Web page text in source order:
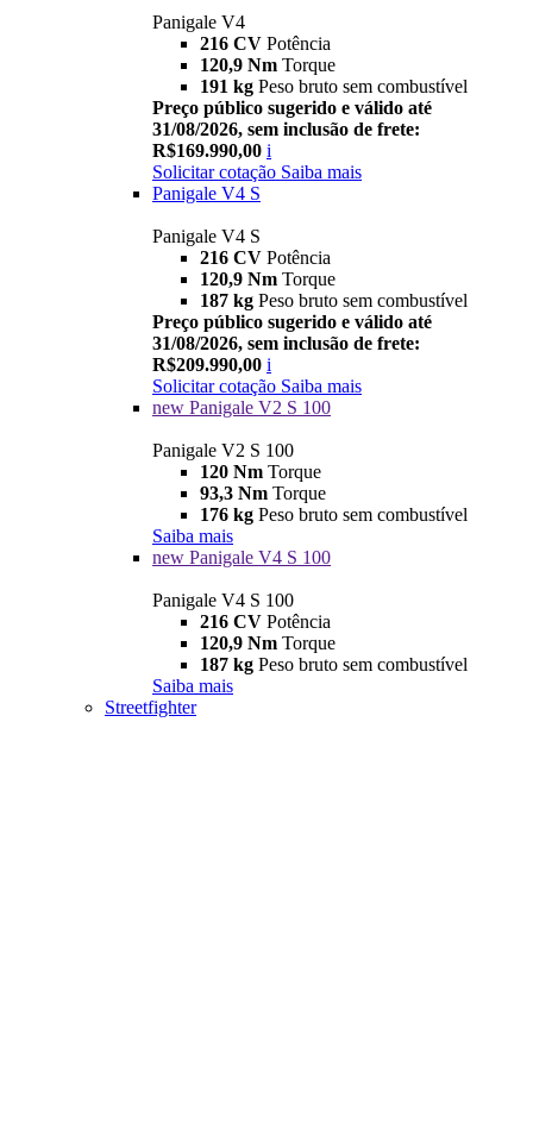
Panigale V4
216 CV Potência
120,9 Nm Torque
191 kg Peso bruto sem combustível
Preço público sugerido e válido até
31/08/2026, sem inclusão de frete:
R$169.990,00 i
Solicitar cotação Saiba mais
Panigale V4 S
Panigale V4 S
216 CV Potência
120,9 Nm Torque
187 kg Peso bruto sem combustível
Preço público sugerido e válido até
31/08/2026, sem inclusão de frete:
R$209.990,00 i
Solicitar cotação Saiba mais
new Panigale V2 S 100
Panigale V2 S 100
120 Nm Torque
93,3 Nm Torque
176 kg Peso bruto sem combustível
Saiba mais
new Panigale V4 S 100
Panigale V4 S 100
216 CV Potência
120,9 Nm Torque
187 kg Peso bruto sem combustível
Saiba mais
Streetfighter